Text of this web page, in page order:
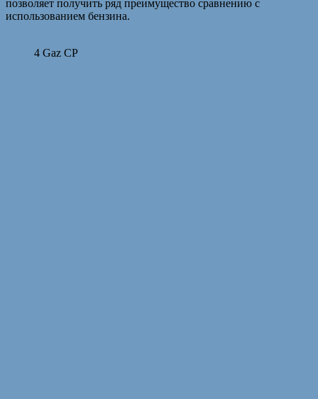
позволяет получить ряд преимущество сравнению с
использованием бензина.
4 Gaz CP